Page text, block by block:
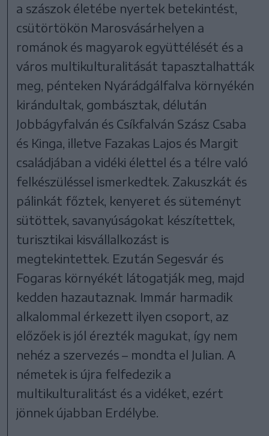
a szászok életébe nyertek betekintést,
csütörtökön Marosvásárhelyen a
románok és magyarok együttélését és a
város multikulturalitását tapasztalhatták
meg, pénteken Nyárádgálfalva környékén
kirándultak, gombásztak, délután
Jobbágyfalván és Csíkfalván Szász Csaba
és Kinga, illetve Fazakas Lajos és Margit
családjában a vidéki élettel és a télre való
felkészüléssel ismerkedtek. Zakuszkát és
pálinkát főztek, kenyeret és süteményt
sütöttek, savanyúságokat készítettek,
turisztikai kisvállalkozást is
megtekintettek. Ezután Segesvár és
Fogaras környékét látogatják meg, majd
kedden hazautaznak. Immár harmadik
alkalommal érkezett ilyen csoport, az
előzőek is jól érezték magukat, így nem
nehéz a szervezés – mondta el Julian. A
németek is újra felfedezik a
multikulturalitást és a vidéket, ezért
jönnek újabban Erdélybe.